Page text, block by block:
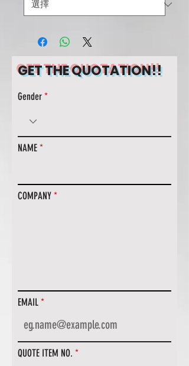
GET THE QUOTATION!!
Gender
NAME
COMPANY
EMAIL
QUOTE ITEM NO.